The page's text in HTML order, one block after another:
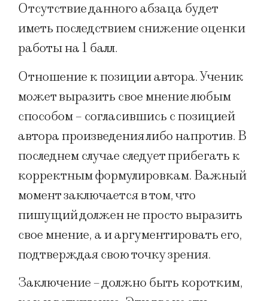
Отсутствие данного абзаца будет
иметь последствием снижение оценки
работы на 1 балл.
Отношение к позиции автора. Ученик
может выразить свое мнение любым
способом – согласившись с позицией
автора произведения либо напротив. В
последнем случае следует прибегать к
корректным формулировкам. Важный
момент заключается в том, что
пишущий должен не просто выразить
свое мнение, а и аргументировать его,
подтверждая свою точку зрения.
Заключение – должно быть коротким,